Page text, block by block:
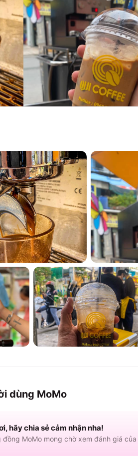
dùng MoMo
hãy chia sẻ cảm nhận nha!
đồng MoMo mong chờ xem đánh giá của